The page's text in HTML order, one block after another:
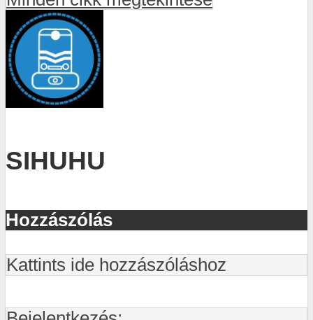
SIHUHU
Hozzászólás
Kattints ide hozzászóláshoz